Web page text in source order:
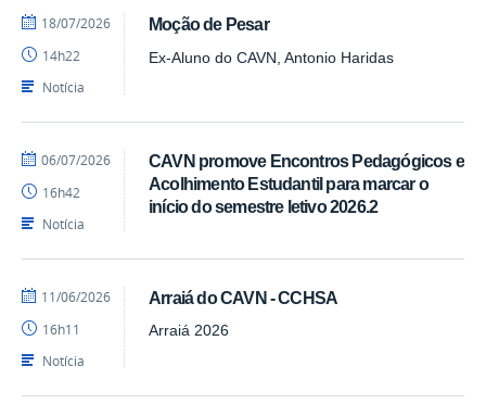
Moção de Pesar
Ex-Aluno do CAVN, Antonio Haridas
por
-
CAVN
publicado
18/07/2026
14h22
Notícia
CAVN promove Encontros Pedagógicos e
Acolhimento Estudantil para marcar o
início do semestre letivo 2026.2
por
-
CAVN
publicado
06/07/2026
16h42
Notícia
Arraiá do CAVN - CCHSA
Arraiá 2026
por
-
CAVN
publicado
11/06/2026
16h11
Notícia